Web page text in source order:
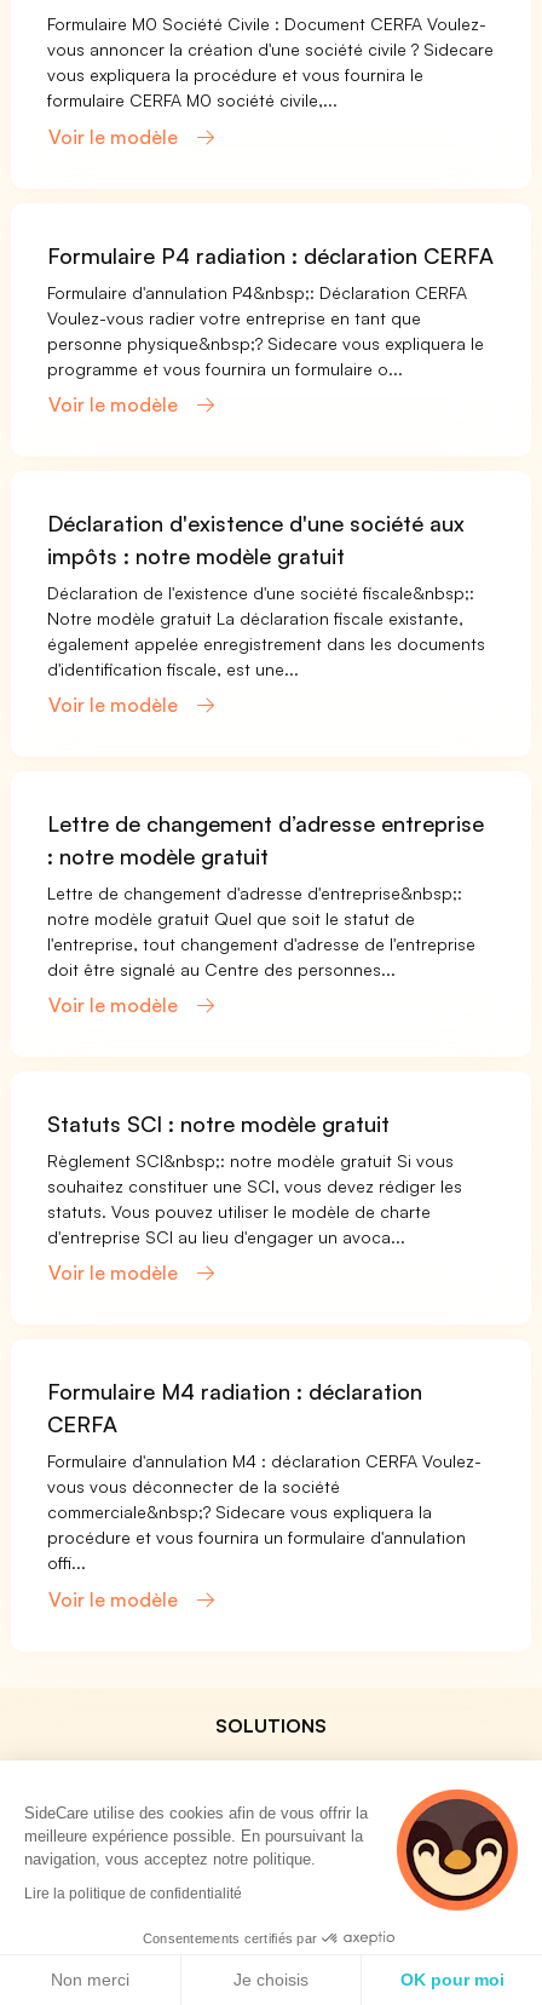
Formulaire M0 Société Civile : Document CERFA Voulez-
vous annoncer la création d'une société civile ? Sidecare
vous expliquera la procédure et vous fournira le
formulaire CERFA M0 société civile,...
Voir le modèle
Formulaire P4 radiation : déclaration CERFA
Formulaire d'annulation P4&nbsp;: Déclaration CERFA
Voulez-vous radier votre entreprise en tant que
personne physique&nbsp;? Sidecare vous expliquera le
programme et vous fournira un formulaire o...
Voir le modèle
Déclaration d'existence d'une société aux
impôts : notre modèle gratuit
Déclaration de l'existence d'une société fiscale&nbsp;:
Notre modèle gratuit La déclaration fiscale existante,
également appelée enregistrement dans les documents
d'identification fiscale, est une...
Voir le modèle
Lettre de changement d’adresse entreprise
: notre modèle gratuit
Lettre de changement d'adresse d'entreprise&nbsp;:
notre modèle gratuit Quel que soit le statut de
l'entreprise, tout changement d'adresse de l'entreprise
doit être signalé au Centre des personnes...
Voir le modèle
Statuts SCI : notre modèle gratuit
Règlement SCI&nbsp;: notre modèle gratuit Si vous
souhaitez constituer une SCI, vous devez rédiger les
statuts. Vous pouvez utiliser le modèle de charte
d'entreprise SCI au lieu d'engager un avoca...
Voir le modèle
Formulaire M4 radiation : déclaration
CERFA
Formulaire d'annulation M4 : déclaration CERFA Voulez-
vous vous déconnecter de la société
commerciale&nbsp;? Sidecare vous expliquera la
procédure et vous fournira un formulaire d'annulation
offi...
Voir le modèle
SOLUTIONS
Prévoyance Collective
Mutuelle TNS
Prévoyance TNS
SideCard
SideStore
SideCare utilise des cookies afin de vous offrir la
meilleure expérience possible. En poursuivant la
navigation, vous acceptez notre politique.
Lire la politique de confidentialité
Consentements certifiés par
Non merci Je choisis OK pour moi